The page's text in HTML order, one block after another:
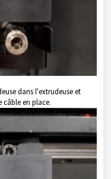
dans l'extrudeuse et
en place.